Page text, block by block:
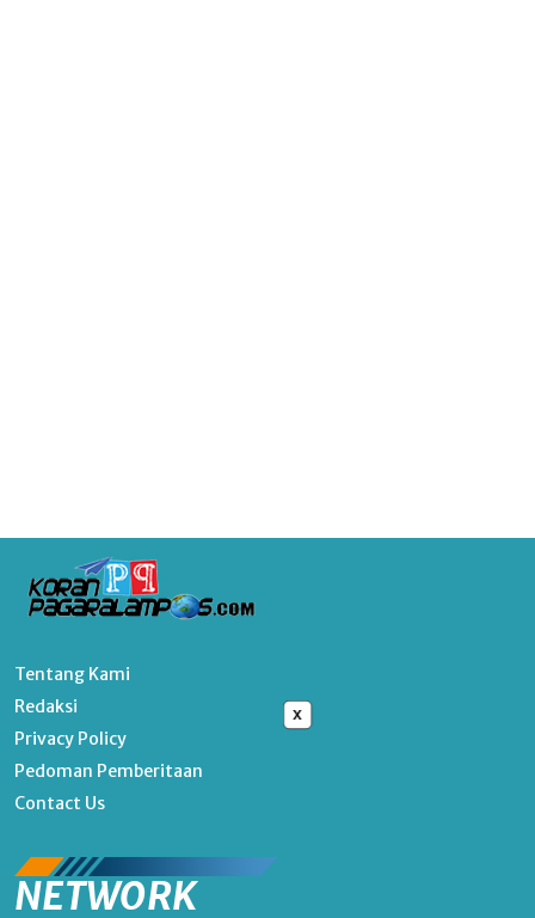
x
Tentang Kami
Redaksi
Privacy Policy
Pedoman Pemberitaan
Contact Us
NETWORK